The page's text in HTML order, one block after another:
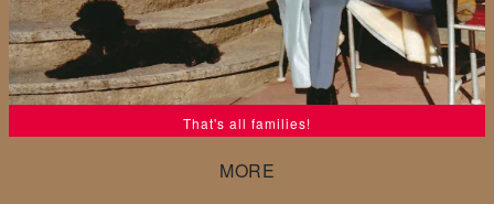
That's all families!